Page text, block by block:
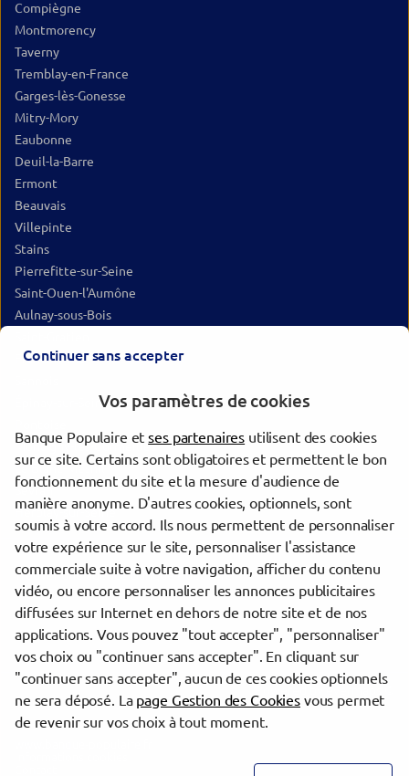
Compiègne
Montmorency
Taverny
Tremblay-en-France
Garges-lès-Gonesse
Mitry-Mory
Eaubonne
Deuil-la-Barre
Ermont
Beauvais
Villepinte
Stains
Pierrefitte-sur-Seine
Saint-Ouen-l'Aumône
Aulnay-sous-Bois
Franconville
Épinay-sur-Seine
Montigny-lès-Cormeilles
Le Blanc-Mesnil
Sevran
Herblay-sur-Seine
Trouver une agence Banque Populaire
Oise
Creil
CREIL
evermaps ©
Continuer sans accepter
Vos paramètres de cookies
Banque Populaire etses partenaires utilisent des cookies
sur ce site. Certains sont obligatoires et permettent le bon
fonctionnement du site et la mesure d'audience de
manière anonyme. D'autres cookies, optionnels, sont
soumis à votre accord. Ils nous permettent de personnaliser
votre expérience sur le site, personnaliser l'assistance
commerciale suite à votre navigation, afficher du contenu
vidéo, ou encore personnaliser les annonces publicitaires
diffusées sur Internet en dehors de notre site et de nos
applications. Vous pouvez "tout accepter", "personnaliser"
vos choix ou "continuer sans accepter". En cliquant sur
"continuer sans accepter", aucun de ces cookies optionnels
ne sera déposé. La page Gestion des Cookiesvous permet
de revenir sur vos choix à tout moment.